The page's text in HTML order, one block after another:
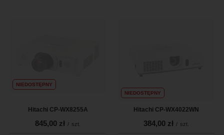
NIEDOSTĘPNY
Hitachi CP-WX8255A
845,00 zł / szt.
NIEDOSTĘPNY
Hitachi CP-WX4022WN
384,00 zł / szt.